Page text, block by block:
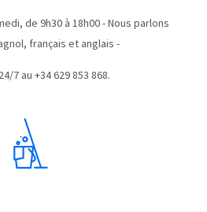
de 9h30 à 18h00 - Nous parlons
français et anglais -
7 au +34 629 853 868.